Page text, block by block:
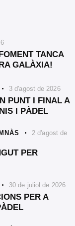
TANCA
GALÀXIA!
3 d'agost de 2026
PUNT I FINAL A
I PÀDEL
2 d'agost de
PER
30 de juliol de 2026
PER A